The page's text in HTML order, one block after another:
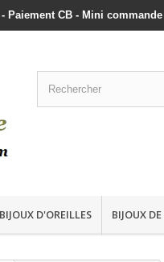
Paiement CB - Mini
BIJOUX D'OREILLES BIJOUX